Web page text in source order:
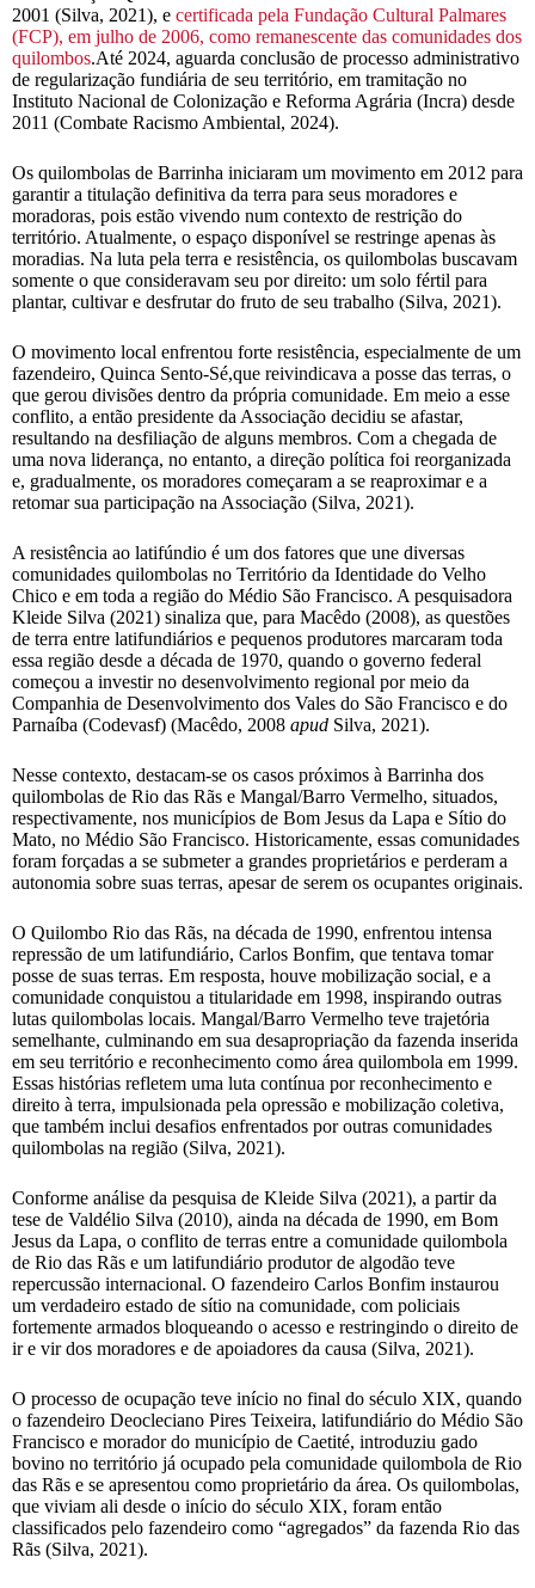
2001 (Silva, 2021), e certificada pela Fundação Cultural Palmares
(FCP), em julho de 2006, como remanescente das comunidades dos
quilombos.Até 2024, aguarda conclusão de processo administrativo
de regularização fundiária de seu território, em tramitação no
Instituto Nacional de Colonização e Reforma Agrária (Incra) desde
2011 (Combate Racismo Ambiental, 2024).
Os quilombolas de Barrinha iniciaram um movimento em 2012 para
garantir a titulação definitiva da terra para seus moradores e
moradoras, pois estão vivendo num contexto de restrição do
território. Atualmente, o espaço disponível se restringe apenas às
moradias. Na luta pela terra e resistência, os quilombolas buscavam
somente o que consideravam seu por direito: um solo fértil para
plantar, cultivar e desfrutar do fruto de seu trabalho (Silva, 2021).
O movimento local enfrentou forte resistência, especialmente de um
fazendeiro, Quinca Sento-Sé,que reivindicava a posse das terras, o
que gerou divisões dentro da própria comunidade. Em meio a esse
conflito, a então presidente da Associação decidiu se afastar,
resultando na desfiliação de alguns membros. Com a chegada de
uma nova liderança, no entanto, a direção política foi reorganizada
e, gradualmente, os moradores começaram a se reaproximar e a
retomar sua participação na Associação (Silva, 2021).
A resistência ao latifúndio é um dos fatores que une diversas
comunidades quilombolas no Território da Identidade do Velho
Chico e em toda a região do Médio São Francisco. A pesquisadora
Kleide Silva (2021) sinaliza que, para Macêdo (2008), as questões
de terra entre latifundiários e pequenos produtores marcaram toda
essa região desde a década de 1970, quando o governo federal
começou a investir no desenvolvimento regional por meio da
Companhia de Desenvolvimento dos Vales do São Francisco e do
Parnaíba (Codevasf) (Macêdo, 2008 apud Silva, 2021).
Nesse contexto, destacam-se os casos próximos à Barrinha dos
quilombolas de Rio das Rãs e Mangal/Barro Vermelho, situados,
respectivamente, nos municípios de Bom Jesus da Lapa e Sítio do
Mato, no Médio São Francisco. Historicamente, essas comunidades
foram forçadas a se submeter a grandes proprietários e perderam a
autonomia sobre suas terras, apesar de serem os ocupantes originais.
O Quilombo Rio das Rãs, na década de 1990, enfrentou intensa
repressão de um latifundiário, Carlos Bonfim, que tentava tomar
posse de suas terras. Em resposta, houve mobilização social, e a
comunidade conquistou a titularidade em 1998, inspirando outras
lutas quilombolas locais. Mangal/Barro Vermelho teve trajetória
semelhante, culminando em sua desapropriação da fazenda inserida
em seu território e reconhecimento como área quilombola em 1999.
Essas histórias refletem uma luta contínua por reconhecimento e
direito à terra, impulsionada pela opressão e mobilização coletiva,
que também inclui desafios enfrentados por outras comunidades
quilombolas na região (Silva, 2021).
Conforme análise da pesquisa de Kleide Silva (2021), a partir da
tese de Valdélio Silva (2010), ainda na década de 1990, em Bom
Jesus da Lapa, o conflito de terras entre a comunidade quilombola
de Rio das Rãs e um latifundiário produtor de algodão teve
repercussão internacional. O fazendeiro Carlos Bonfim instaurou
um verdadeiro estado de sítio na comunidade, com policiais
fortemente armados bloqueando o acesso e restringindo o direito de
ir e vir dos moradores e de apoiadores da causa (Silva, 2021).
O processo de ocupação teve início no final do século XIX, quando
o fazendeiro Deocleciano Pires Teixeira, latifundiário do Médio São
Francisco e morador do município de Caetité, introduziu gado
bovino no território já ocupado pela comunidade quilombola de Rio
das Rãs e se apresentou como proprietário da área. Os quilombolas,
que viviam ali desde o início do século XIX, foram então
classificados pelo fazendeiro como “agregados” da fazenda Rio das
Rãs (Silva, 2021).